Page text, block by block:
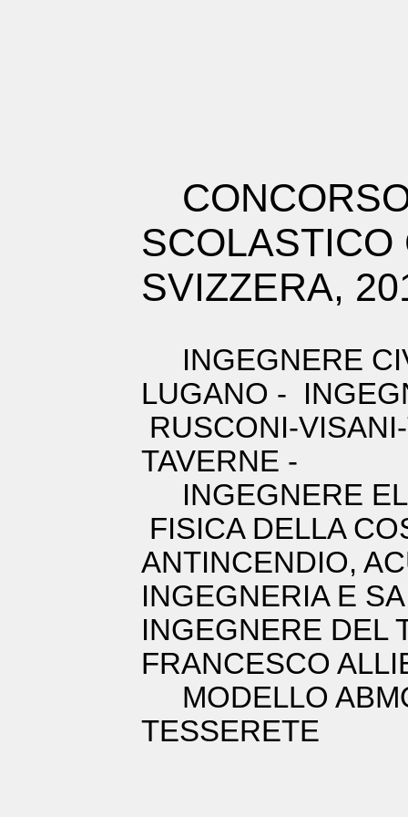
SVIZZERA,
INGEGNERE
LUGANO -
RUSCONI-
TAVERNE -
INGEGNERE
FISICA DELLA
ANTINCENDIO,
INGEGNERIA E
INGEGNERE DEL
FRANCESCO
MODELLO
TESSERETE